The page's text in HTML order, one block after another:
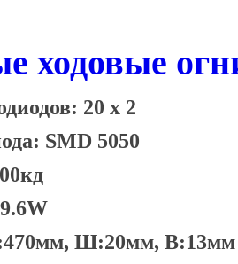
ходовые
20 x 2
SMD 5050
Ш:20мм, В:13мм